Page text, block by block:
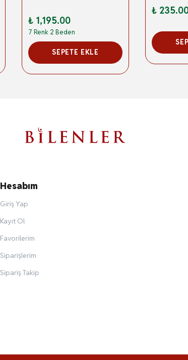
₺ 1,195.00
7 Renk 2 Beden
SEPETE EKLE
₺
Hesabım
Giriş Yap
Kayıt Ol
Favorilerim
Siparişlerim
Sipariş Takip